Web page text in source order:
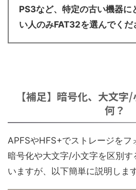
PS3など、特定の古い機器に
い人のみFAT32を選んでくだ
【補足】暗号化、大文
何？
APFSやHFS+でストレージをフ
暗号化や大文字/小文字を区別
いますが、以下簡単に説明します